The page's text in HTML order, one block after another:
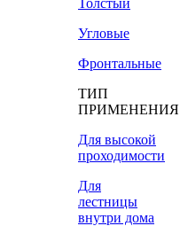
Толстый
Угловые
Фронтальные
ТИП
ПРИМЕНЕНИЯ
Для высокой
проходимости
Для
лестницы
внутри дома